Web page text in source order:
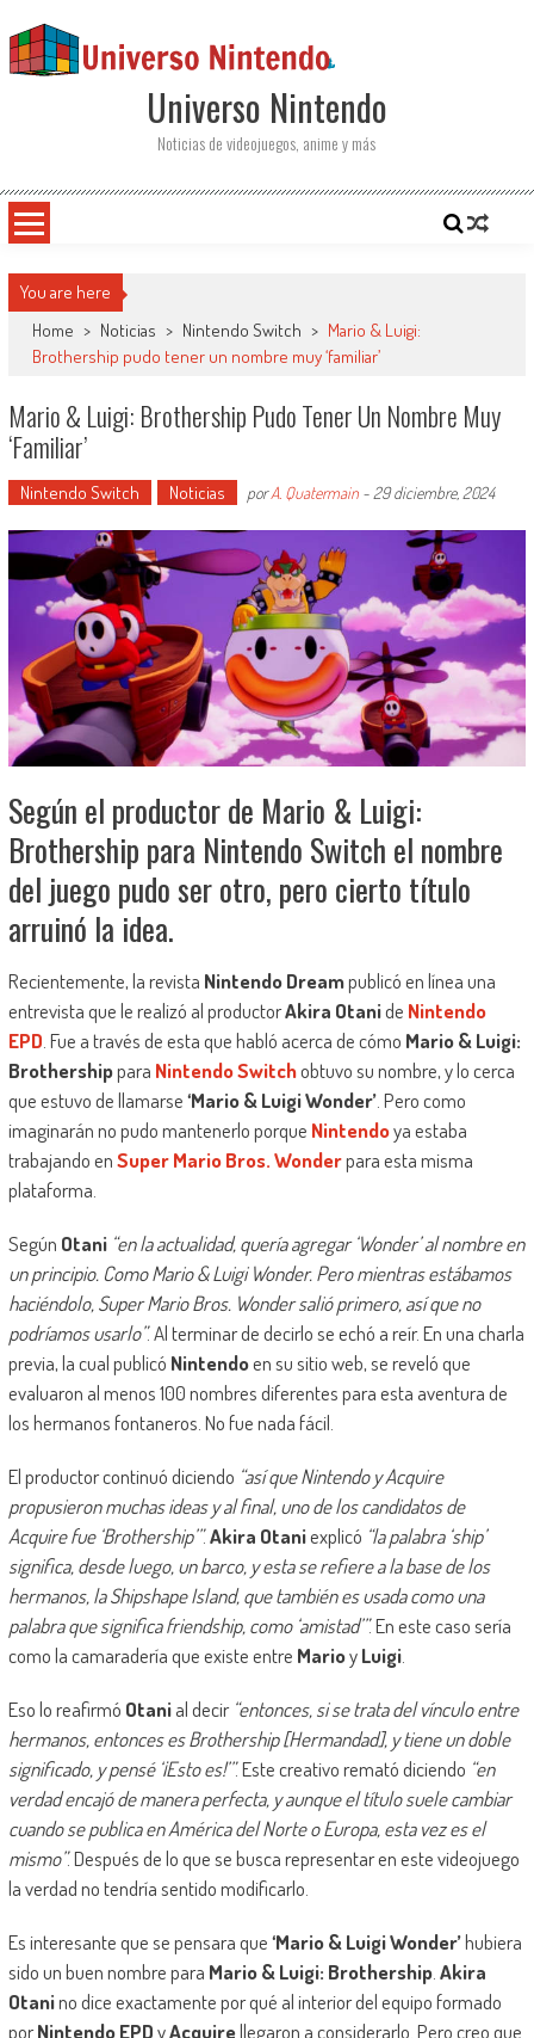
Universo Nintendo
Noticias de videojuegos, anime y más
You are here
Home > Noticias > Nintendo Switch > Mario & Luigi:
Brothership pudo tener un nombre muy ‘familiar’
Mario & Luigi: Brothership Pudo Tener Un Nombre Muy
‘familiar’
Nintendo Switch Noticias porA. Quatermain- 29 diciembre, 2024
Según el productor de Mario & Luigi:
Brothership para Nintendo Switch el nombre
del juego pudo ser otro, pero cierto título
arruinó la idea.
Recientemente, la revista Nintendo Dreampublicó en línea una
entrevista que le realizó al productorAkira Otanide Nintendo
EPD . Fue a través de esta que habló acerca de cómo Mario & Luigi:
Brothershippara Nintendo Switchobtuvo su nombre, y lo cerca
que estuvo de llamarse‘Mario & Luigi Wonder’. Pero como
imaginarán no pudo mantenerlo porque Nintendoya estaba
trabajando enSuper Mario Bros. Wonderpara esta misma
plataforma.
Según Otani “en la actualidad, quería agregar ‘Wonder’ al nombre en
un principio. Como Mario & Luigi Wonder. Pero mientras estábamos
haciéndolo, Super Mario Bros. Wonder salió primero, así que no
podríamos usarlo”. Al terminar de decirlo se echó a reír. En una charla
previa, la cual publicó Nintendoen su sitio web, se reveló que
evaluaron al menos 100 nombres diferentes para esta aventura de
los hermanos fontaneros. No fue nada fácil.
El productor continuó diciendo “así que Nintendo y Acquire
propusieron muchas ideas y al final, uno de los candidatos de
Acquire fue ‘Brothership’”.Akira Otaniexplicó “la palabra ‘ship’
significa, desde luego, un barco, y esta se refiere a la base de los
hermanos, la Shipshape Island, que también es usada como una
palabra que significa friendship, como ‘amistad’”. En este caso sería
como la camaradería que existe entre MarioyLuigi.
Eso lo reafirmó Otanial decir “entonces, si se trata del vínculo entre
hermanos, entonces es Brothership [Hermandad], y tiene un doble
significado, y pensé ‘¡Esto es!’”. Este creativo remató diciendo “en
verdad encajó de manera perfecta, y aunque el título suele cambiar
cuando se publica en América del Norte o Europa, esta vez es el
mismo”. Después de lo que se busca representar en este videojuego
la verdad no tendría sentido modificarlo.
Es interesante que se pensara que‘Mario & Luigi Wonder’hubiera
sido un buen nombre para Mario & Luigi: Brothership. Akira
Otanino dice exactamente por qué al interior del equipo formado
porNintendo EPDyAcquirellegaron a considerarlo. Pero creo que